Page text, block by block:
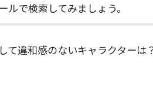
で検索してみましょう。
て違和感のないキャラクターは